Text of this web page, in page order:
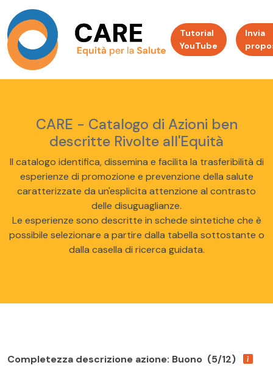
Tutorial
YouTube
Invia
CARE - Catalogo di Azioni ben
descritte Rivolte all'Equità
Il catalogo identifica, dissemina e facilita la trasferibilità di
esperienze di promozione e prevenzione della salute
caratterizzate da un'esplicita attenzione al contrasto
delle disuguaglianze.
Le esperienze sono descritte in schede sintetiche che è
possibile selezionare a partire dalla tabella sottostante o
dalla casella di ricerca guidata.
Completezza descrizione azione: Buono (5/12)